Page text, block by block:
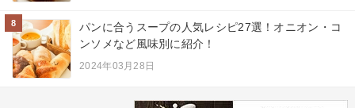
8
パンに合うスープの人気レシピ27選！オニオン・コ
ンソメなど風味別に紹介！
2024年03月28日